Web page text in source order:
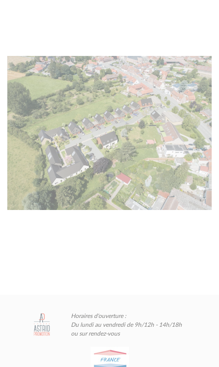
Horaires d'ouverture :
Du lundi au vendredi de 9h/12h - 14h/18h
ou sur rendez-vous